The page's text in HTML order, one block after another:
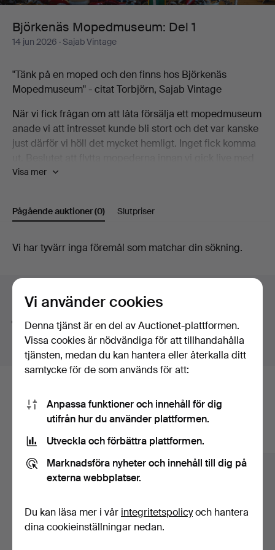
Björkenäs Mopedmuseum: Del 1
14 jun 2026 · Sajab Vintage
"Tänk på en moped och den finns hos Björkenäs
Mopedmuseum" - citat Torbjörn, Sajab Vintage
När vi fick frågan om att låta försälja ett mopedmuseum
anade vi att intresset kunde bli stort och det var kanske
just därför vi höll det mycket hemligt. Inget fick komma
nyheten togs i enighet med familjen och i efterhand är vi
fått på denna auktion. Intresset är så pass stort att vi för
juni.
tänka på en moped och den finns. Det var känslan vi
fick när vi såg alla mopeder i denna samling.
Från Bröderna Östholms Ruschmoped, Österrikes
nationalskatt Puch och Sveriges klassiska Husqvarna,
Crescent och Monark.
enastående samling! Missa inte visningen den 10 juni
eller följ budgivningen direkt här på auktionen!
Varmt välkommen!
Praktisk information:
Visning: Fysisk visning, Linghem, 10 juni. Kl 17.00-20.00.
Köparprovision:
Visa mer
Pågående auktioner(0) Slutpriser
Pågående
auktioner
Vi har tyvärr inga föremål som matchar din sökning.
Söktips
Vi söker automatiskt delar av ord. Söker du påband
hittar vi ävenarm bandsur.
Här är föremål från vårt arkiv som
matchar din sökning
Visa alla föremål
Vi använder cookies
Denna tjänst är en del av Auctionet-plattformen.
Vissa cookies är nödvändiga för att tillhandahålla
tjänsten, medan du kan hantera eller återkalla ditt
samtycke för de som används för att:
Anpassa funktioner och innehåll för dig
utifrån hur du använder plattformen.
Utveckla och förbättra plattformen.
Marknadsföra nyheter och innehåll till dig på
externa webbplatser.
Du kan läsa mer i vår integritetspolicyoch hantera
dina cookieinställningar nedan.